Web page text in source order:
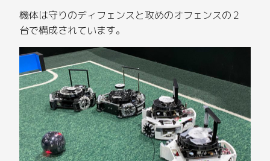
機体は守りのディフェンスと攻めのオフェンスの２
台で構成されています。